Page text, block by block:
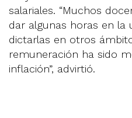
salariales. “Muchos
dar algunas horas en la
dictarlas en otros
remuneración ha sido
inflación”, advirtió.